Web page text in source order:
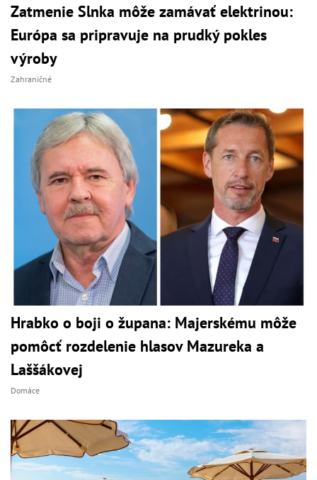
Zatmenie Slnka môže zamávať elektrinou:
Európa sa pripravuje na prudký pokles
výroby
Zahraničné
Hrabko o boji o župana: Majerskému môže
pomôcť rozdelenie hlasov Mazureka a
Laššákovej
Domáce